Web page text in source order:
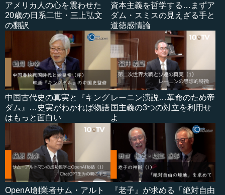
アメリカ人の心を震わせた
20歳の日系二世・三上弘文
の翻訳
資本主義を哲学する…まずア
ダム・スミスの見えざる手と
道徳感情論
中国古代史の真実と『キング
ダム』…史実がわかれば物語
はもっと面白い
レーニン演説…革命のため帝
国主義の3つの対立を利用せ
よ
OpenAI創業者サム・アルト
『老子』が求める「絶対自由